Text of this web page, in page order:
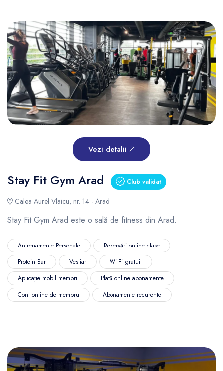
Vezi detalii
Stay Fit Gym Arad Club validat
Calea Aurel Vlaicu, nr. 14 - Arad
Stay Fit Gym Arad este o sală de fitness din Arad.
Antrenamente Personale
Rezervări online clase
Protein Bar
Vestiar
Wi-Fi gratuit
Aplicație mobil membri
Plată online abonamente
Cont online de membru
Abonamente recurente